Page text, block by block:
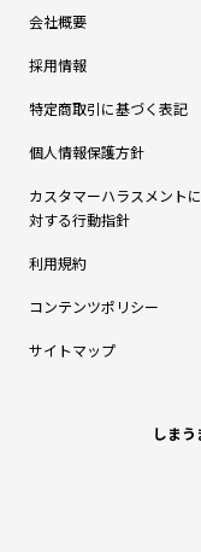
会社概要
採用情報
特定商取引に基づく表記
個人情報保護方針
カスタマーハラスメントに
対する行動指針
利用規約
コンテンツポリシー
サイトマップ